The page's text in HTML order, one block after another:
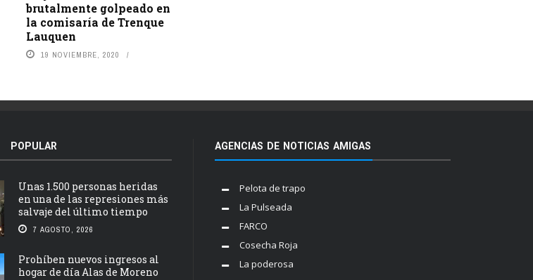
brutalmente golpeado en
la comisaría de Trenque
Lauquen
19 NOVIEMBRE, 2020
POPULAR
Unas 1.500 personas heridas
en una de las represiones más
salvaje del último tiempo
7 AGOSTO, 2026
Prohíben nuevos ingresos al
hogar de día Alas de Moreno
AGENCIAS DE NOTICIAS AMIGAS
Pelota de trapo
La Pulseada
FARCO
Cosecha Roja
La poderosa